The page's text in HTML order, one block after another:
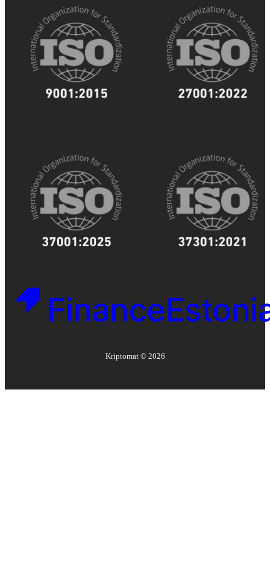
Kriptomat © 2026